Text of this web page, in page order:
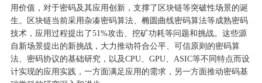
用价值，对于密码及其应用创新，支撑了区块链等突破性场景的诞
生。区块链当前采用杂凑密码算法、椭圆曲线密码算法等成熟密码
技术，应用过程提出了51%攻击、挖矿功耗等问题和挑战。这些源
自新场景提出的新挑战，大力推动符合公平、可信原则的密码算
法、密码协议的基础研究，以及CPU、GPU、ASIC等不同特点而设
计实现的应用实践，一方面满足应用的需求，另一方面推动密码基